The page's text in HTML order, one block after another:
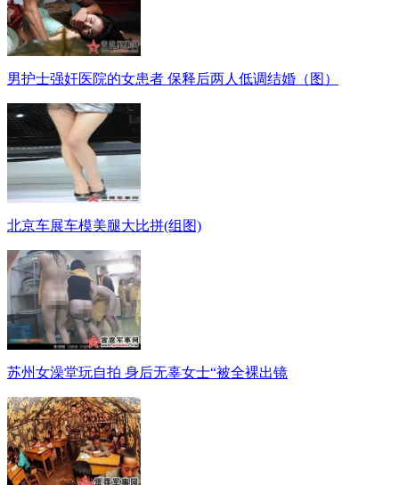
男护士强奸医院的女患者 保释后两人低调结婚（图）
北京车展车模美腿大比拼(组图)
苏州女澡堂玩自拍 身后无辜女士“被全裸出镜